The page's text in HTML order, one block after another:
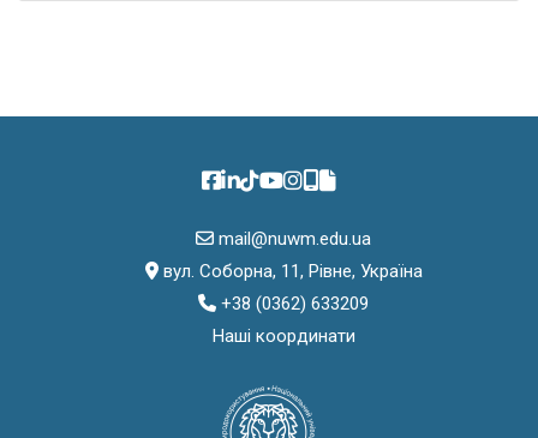
mail@nuwm.edu.ua
вул. Соборна, 11, Рівне, Україна
+38 (0362) 633209
Наші координати